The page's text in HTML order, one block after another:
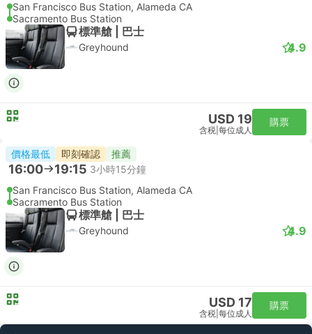
San Francisco Bus Station, Alameda CA
Sacramento Bus Station
標準艙 | 巴士
Greyhound 4.9
USD 19
含税 每位成人
購票
價格最低 即刻確認 推薦
16:00 19:15 3小時15分鐘
San Francisco Bus Station, Alameda CA
Sacramento Bus Station
標準艙 | 巴士
Greyhound 4.9
USD 17
含税 每位成人
購票